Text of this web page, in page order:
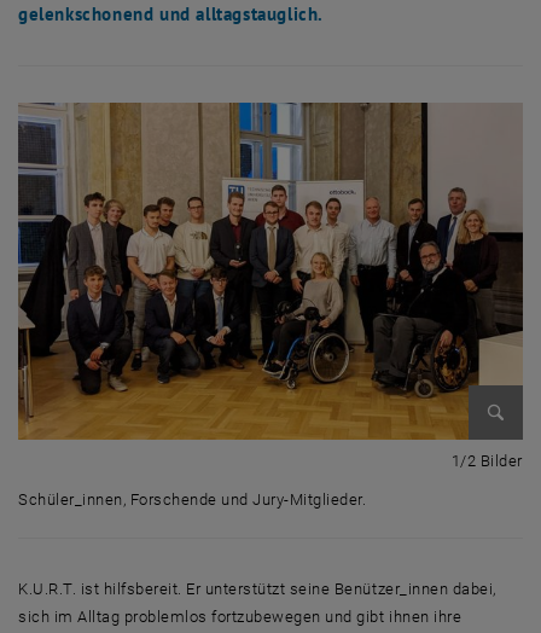
gelenkschonend und alltagstauglich.
Bild
1/2 Bilder
Schüler_innen, Forschende und Jury-Mitglieder.
K.U.R.T. ist hilfsbereit. Er unterstützt seine Benützer_innen dabei,
sich im Alltag problemlos fortzubewegen und gibt ihnen ihre